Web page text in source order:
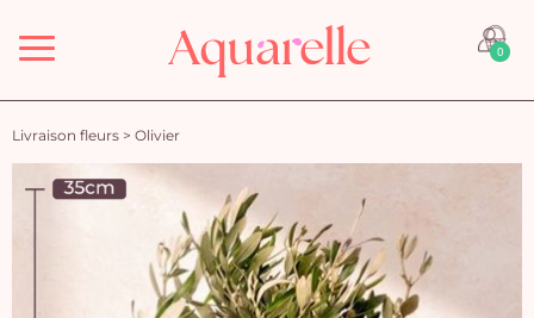
Menu 0
Livraison fleurs > Olivier